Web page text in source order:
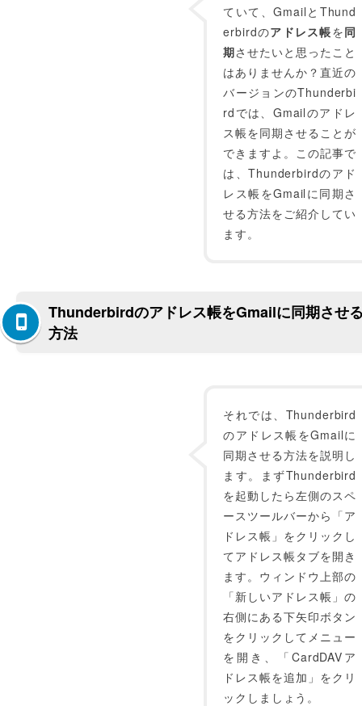
ていて、GmailとThund
erbirdのアドレス帳を同
期させたいと思ったこと
はありませんか？直近の
バージョンのThunderbi
rdでは、Gmailのアドレ
ス帳を同期させることが
できますよ。この記事で
は、Thunderbirdのアド
レス帳をGmailに同期さ
せる方法をご紹介してい
ます。
Thunderbirdのアドレス帳をGmailに同期させ
方法
それでは、Thunderbird
のアドレス帳をGmailに
同期させる方法を説明し
ます。まずThunderbird
を起動したら左側のスペ
ースツールバーから「ア
ドレス帳」をクリックし
てアドレス帳タブを開き
ます。ウィンドウ上部の
「新しいアドレス帳」の
右側にある下矢印ボタン
をクリックしてメニュー
を開き、「CardDAVア
ドレス帳を追加」をクリ
ックしましょう。